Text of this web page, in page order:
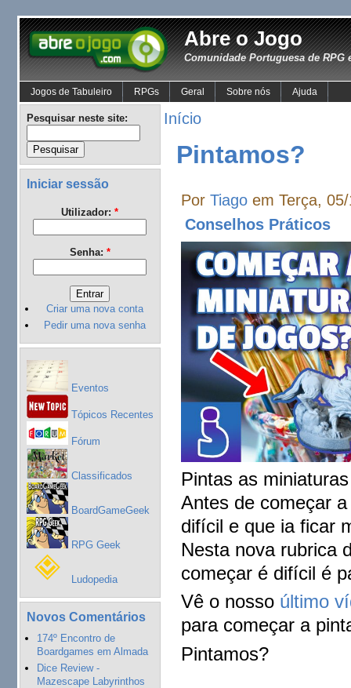
Abre o Jogo
Comunidade Portuguesa de RPG
Jogos de Tabuleiro RPGs Geral Sobre nós Ajuda
Pesquisar neste site:
Iniciar sessão
Utilizador: *
Senha: *
Criar uma nova conta
Pedir uma nova senha
Eventos
Tópicos Recentes
Fórum
Classificados
BoardGameGeek
RPG Geek
Ludopedia
Novos Comentários
174º Encontro de
Boardgames em Almada
Dice Review -
Mazescape Labyrinthos
Início
Pintamos?
PorTiago em Terça,
Conselhos Práticos
Pintas as
Antes de começar
difícil e que ia ficar
Nesta nova rubrica
começar é difícil é
Vê o nosso último
para começar a
Pintamos?